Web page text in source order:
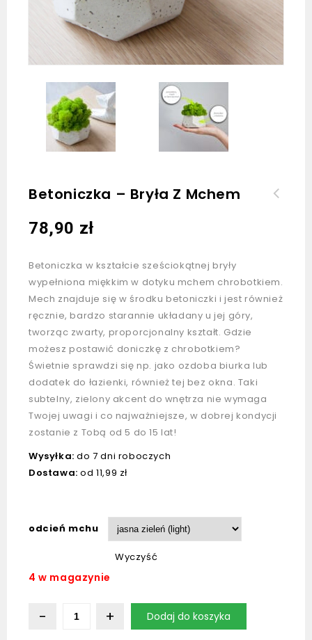
Betoniczka – Bryła Z Mchem
78,90 zł
Betoniczka w kształcie sześciokątnej bryły
wypełniona miękkim w dotyku mchem chrobotkiem.
Mech znajduje się w środku betoniczki i jest również
ręcznie, bardzo starannie układany u jej góry,
tworząc zwarty, proporcjonalny kształt. Gdzie
możesz postawić doniczkę z chrobotkiem?
Świetnie sprawdzi się np. jako ozdoba biurka lub
dodatek do łazienki, również tej bez okna. Taki
subtelny, zielony akcent do wnętrza nie wymaga
Twojej uwagi i co najważniejsze, w dobrej kondycji
zostanie z Tobą od 5 do 15 lat!
Wysyłka: do 7 dni roboczych
Dostawa: od 11,99 zł
odcień mchu
Wyczyść
4 w magazynie
Dodaj do koszyka